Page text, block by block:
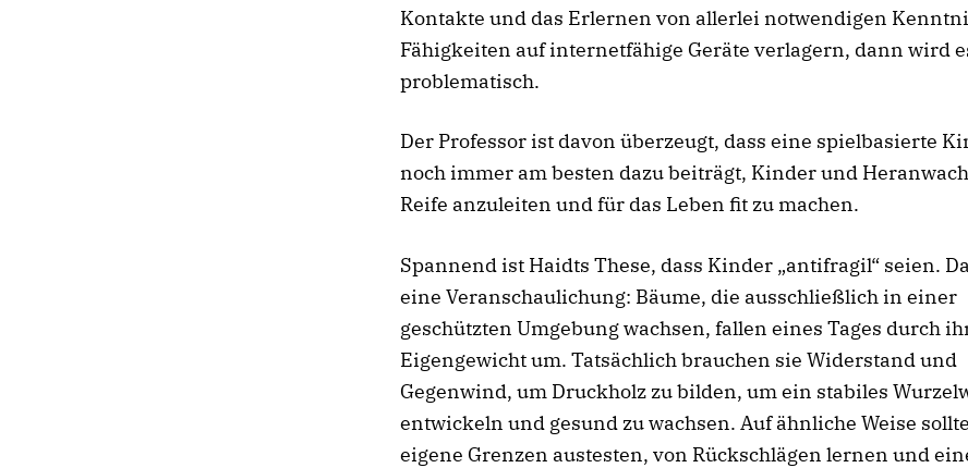
Kontakte und das Erlernen von allerlei notwendigen
Fähigkeiten auf internetfähige Geräte verlagern, dann wird
problematisch.
Der Professor ist davon überzeugt, dass eine spielbasierte
noch immer am besten dazu beiträgt, Kinder und
Reife anzuleiten und für das Leben fit zu machen.
Spannend ist Haidts These, dass Kinder „antifragil“ seien.
eine Veranschaulichung: Bäume, die ausschließlich in einer
geschützten Umgebung wachsen, fallen eines Tages durch
Eigengewicht um. Tatsächlich brauchen sie Widerstand und
Gegenwind, um Druckholz zu bilden, um ein stabiles
entwickeln und gesund zu wachsen. Auf ähnliche Weise
eigene Grenzen austesten, von Rückschlägen lernen und